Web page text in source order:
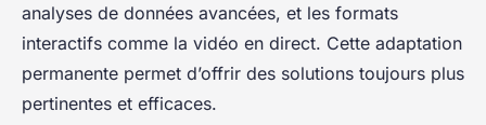
analyses de données avancées, et les formats
interactifs comme la vidéo en direct. Cette adaptation
permanente permet d’offrir des solutions toujours plus
pertinentes et efficaces.